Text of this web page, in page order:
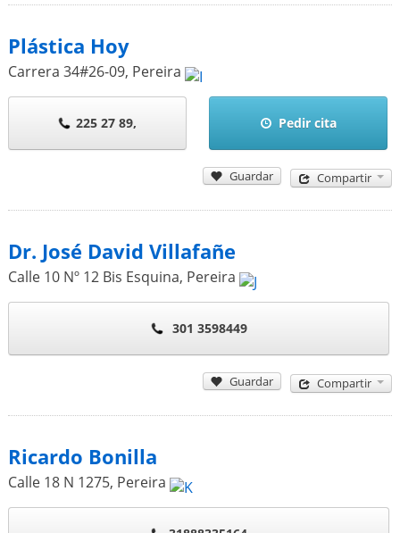
Plástica Hoy
Carrera 34#26-09, Pereira
225 27 89, Pedir cita
Guardar Compartir
Dr. José David Villafañe
Calle 10 Nº 12 Bis Esquina, Pereira
301 3598449
Guardar Compartir
Ricardo Bonilla
Calle 18 N 1275, Pereira